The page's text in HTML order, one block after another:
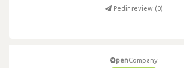
Pedir review (0)
penCompany